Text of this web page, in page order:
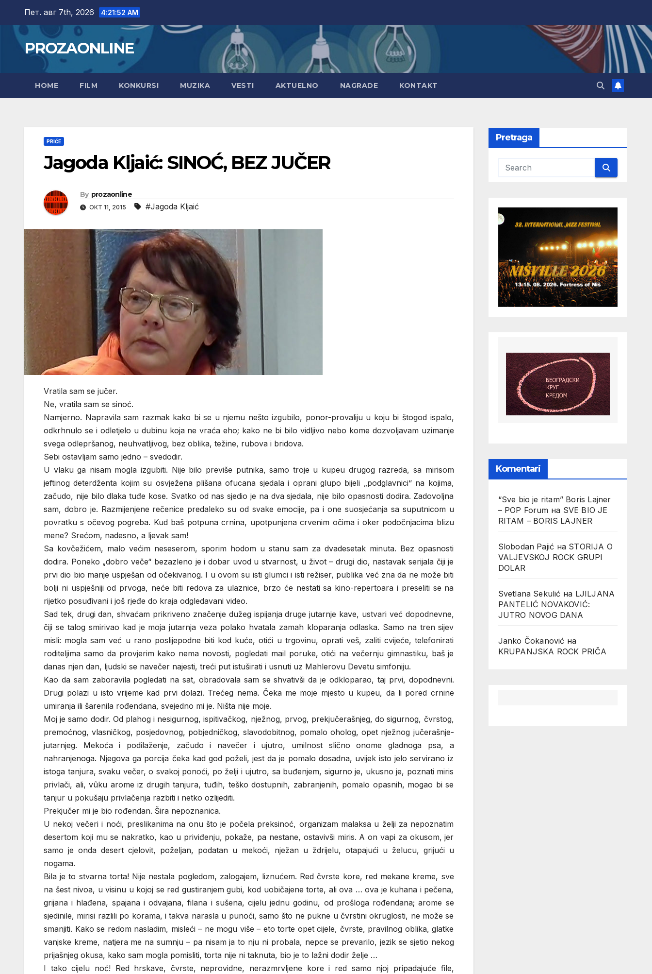
content
Пет. авг 7th, 2026 4:21:53 AM
PROZAONLINE
HOME FILM KONKURSI MUZIKA VESTI AKTUELNO NAGRADE KONTAKT
PRIČE
Jagoda Kljaić: SINOĆ, BEZ JUČER
By prozaonline
ОКТ 11, 2015 #Jagoda Kljaić
Vratila sam se jučer.
Ne, vratila sam se sinoć.
Namjerno. Napravila sam razmak kako bi se u njemu nešto izgubilo, ponor-provaliju u koju bi štogod ispalo,
odkrhnulo se i odletjelo u dubinu koja ne vraća eho; kako ne bi bilo vidljivo nebo kome dozvoljavam uzimanje
svega odlepršanog, neuhvatljivog, bez oblika, težine, rubova i bridova.
Sebi ostavljam samo jedno – svedodir.
U vlaku ga nisam mogla izgubiti. Nije bilo previše putnika, samo troje u kupeu drugog razreda, sa mirisom
jeftinog deterdženta kojim su osvježena plišana ofucana sjedala i oprani glupo bijeli „podglavnici“ na kojima,
začudo, nije bilo dlaka tuđe kose. Svatko od nas sjedio je na dva sjedala, nije bilo opasnosti dodira. Zadovoljna
sam, dobro je. Razmijenjene rečenice predaleko su od svake emocije, pa i one suosjećanja sa suputnicom u
povratku s očevog pogreba. Kud baš potpuna crnina, upotpunjena crvenim očima i oker podočnjacima blizu
mene? Srećom, nadesno, a ljevak sam!
Sa kovčežićem, malo većim neseserom, sporim hodom u stanu sam za dvadesetak minuta. Bez opasnosti
dodira. Poneko „dobro veče“ bezazleno je i dobar uvod u stvarnost, u život – drugi dio, nastavak serijala čiji je
prvi dio bio manje uspješan od očekivanog. I u ovom su isti glumci i isti režiser, publika već zna da ne može biti
bolji ni uspješniji od prvoga, neće biti redova za ulaznice, brzo će nestati sa kino-repertoara i preseliti se na
rijetko posuđivani i još rjeđe do kraja odgledavani video.
Sad tek, drugi dan, shvaćam prikriveno značenje dužeg ispijanja druge jutarnje kave, ustvari već dopodnevne,
čiji se talog smirivao kad je moja jutarnja veza polako hvatala zamah kloparanja odlaska. Samo na tren sijev
misli: mogla sam već u rano poslijepodne biti kod kuće, otići u trgovinu, oprati veš, zaliti cvijeće, telefonirati
roditeljima samo da provjerim kako nema novosti, pogledati mail poruke, otići na večernju gimnastiku, baš je
danas njen dan, ljudski se navečer najesti, treći put istuširati i usnuti uz Mahlerovu Devetu simfoniju.
Kao da sam zaboravila pogledati na sat, obradovala sam se shvativši da je odkloparao, taj prvi, dopodnevni.
Drugi polazi u isto vrijeme kad prvi dolazi. Trećeg nema. Čeka me moje mjesto u kupeu, da li pored crnine
umiranja ili šarenila rođendana, svejedno mi je. Ništa nije moje.
Moj je samo dodir. Od plahog i nesigurnog, ispitivačkog, nježnog, prvog, prekjučerašnjeg, do sigurnog, čvrstog,
premoćnog, vlasničkog, posjedovnog, pobjedničkog, slavodobitnog, pomalo oholog, opet nježnog jučerašnje-
jutarnjeg. Mekoća i podilaženje, začudo i navečer i ujutro, umilnost slično onome gladnoga psa, a
nahranjenoga. Njegova ga porcija čeka kad god poželi, jest da je pomalo dosadna, uvijek isto jelo servirano iz
istoga tanjura, svaku večer, o svakoj ponoći, po želji i ujutro, sa buđenjem, sigurno je, ukusno je, poznati miris
privlači, ali, vûku arome iz drugih tanjura, tuđih, teško dostupnih, zabranjenih, pomalo opasnih, mogao bi se
tanjur u pokušaju privlačenja razbiti i netko ozlijediti.
Prekjučer mi je bio rođendan. Šira nepoznanica.
U nekoj večeri i noći, preslikanima na onu što je počela preksinoć, organizam malaksa u želji za nepoznatim
desertom koji mu se nakratko, kao u priviđenju, pokaže, pa nestane, ostavivši miris. A on vapi za okusom, jer
samo je onda desert cjelovit, poželjan, podatan u mekoći, nježan u ždrijelu, otapajući u želucu, grijući u
nogama.
Bila je to stvarna torta! Nije nestala pogledom, zalogajem, liznućem. Red čvrste kore, red mekane kreme, sve
na šest nivoa, u visinu u kojoj se red gustiranjem gubi, kod uobičajene torte, ali ova … ova je kuhana i pečena,
grijana i hlađena, spajana i odvajana, filana i sušena, cijelu jednu godinu, od prošloga rođendana; arome se
sjedinile, mirisi razlili po korama, i takva narasla u punoći, samo što ne pukne u čvrstini okruglosti, ne može se
smanjiti. Kako se redom nasladim, misleći – ne mogu više – eto torte opet cijele, čvrste, pravilnog oblika, glatke
vanjske kreme, natjera me na sumnju – pa nisam ja to nju ni probala, nepce se prevarilo, jezik se sjetio nekog
prijašnjeg okusa, kako sam mogla pomisliti, torta nije ni taknuta, bio je to lažni dodir želje …
I tako cijelu noć! Red hrskave, čvrste, neprovidne, nerazmrvljene kore i red samo njoj pripadajuće file,
Pretraga
Komentari
“Sve bio je ritam” Boris Lajner
– POP Forum на SVE BIO JE
RITAM – BORIS LAJNER
Slobodan Pajić на STORIJA O
VALJEVSKOJ ROCK GRUPI
DOLAR
Svetlana Sekulić на LJILJANA
PANTELIĆ NOVAKOVIĆ:
JUTRO NOVOG DANA
Janko Čokanović на
KRUPANJSKA ROCK PRIČA